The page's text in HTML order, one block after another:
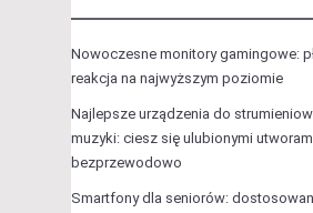
Nowoczesne monitory gamingowe:
reakcja na najwyższym poziomie
Najlepsze urządzenia do
muzyki: ciesz się ulubionymi
bezprzewodowo
Smartfony dla seniorów: